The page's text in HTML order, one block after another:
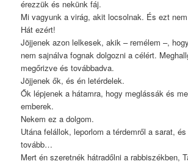
érezzük és nekünk fáj.
Mi vagyunk a virág, akit locsolnak. És ezt
Hát ezért!
Jöjjenek azon lelkesek, akik – remélem –,
nem sajnálva fognak dolgozni a célért.
megőrizve és továbbadva.
Jöjjenek ők, és én letérdelek.
Ők lépjenek a hátamra, hogy meglássák és
emberek.
Nekem ez a dolgom.
Utána felállok, leporlom a térdemről a sarat,
tovább…
Mert én szeretnék hátradőlni a rabbiszékben,